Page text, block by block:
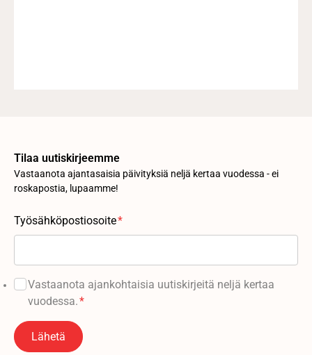
Tilaa uutiskirjeemme
Vastaanota ajantasaisia päivityksiä neljä kertaa vuodessa - ei
roskapostia, lupaamme!
Työsähköpostiosoite*
Vastaanota ajankohtaisia ​​uutiskirjeitä neljä kertaa
vuodessa.*